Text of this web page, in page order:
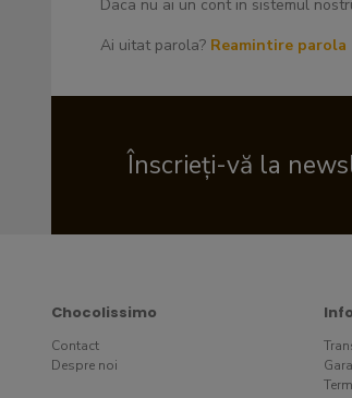
Daca nu ai un cont in sistemul
Ai uitat parola? Reamintire parola
Înscrieți-vă la
Chocolissimo
Contact
Despre noi